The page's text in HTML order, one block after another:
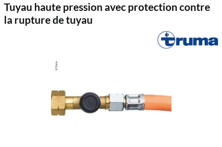
Tuyau haute pression avec protection contre
la rupture de tuyau